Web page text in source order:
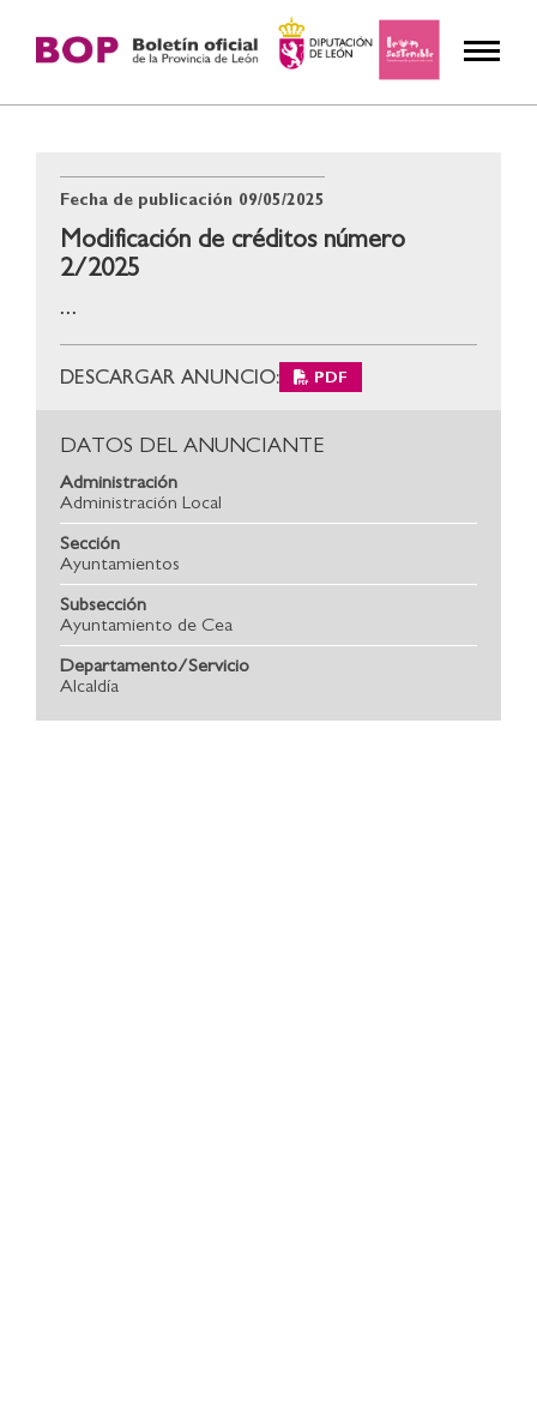
Modificación de créditos número
2/2025
...
Fecha de publicación 09/05/2025
DESCARGAR ANUNCIO: PDF
DATOS DEL ANUNCIANTE
Administración
Administración Local
Sección
Ayuntamientos
Subsección
Ayuntamiento de Cea
Departamento/Servicio
Alcaldía